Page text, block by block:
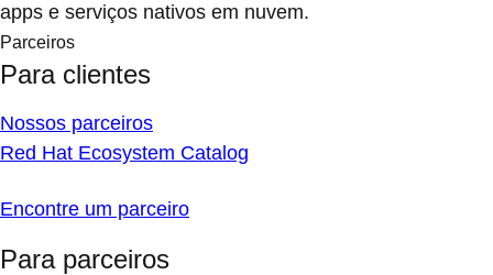
apps e serviços nativos em nuvem.
Parceiros
Para clientes
Nossos parceiros
Red Hat Ecosystem Catalog
Encontre um parceiro
Para parceiros